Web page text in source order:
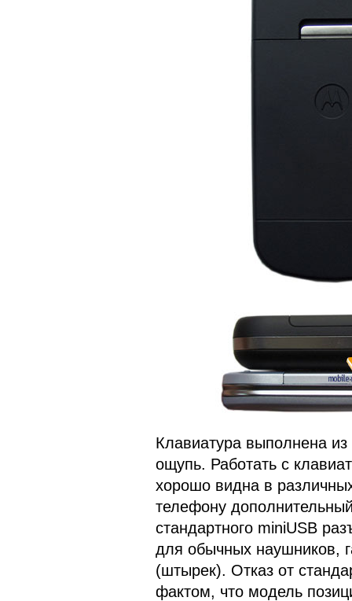
Клавиатура выполнена
ощупь. Работать с
хорошо видна в
телефону
стандартного miniUSB
для обычных наушников,
(штырек). Отказ от
фактом, что модель